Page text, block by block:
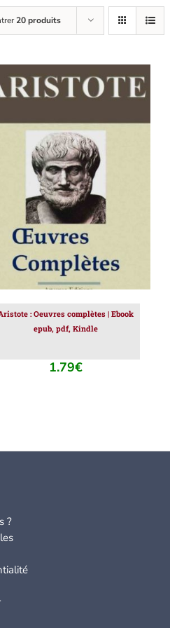
20 produits
AJOUTER AU PANIER
DÉTAILS
: Oeuvres complètes | Ebook
epub, pdf, Kindle
1.79€
?